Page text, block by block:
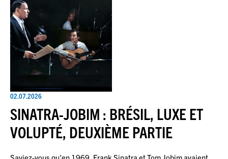
02.07.2026
SINATRA-JOBIM : BRÉSIL, LUXE ET
VOLUPTÉ, DEUXIÈME PARTIE